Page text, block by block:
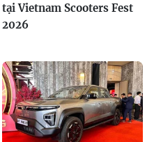
tại Vietnam Scooters Fest
2026